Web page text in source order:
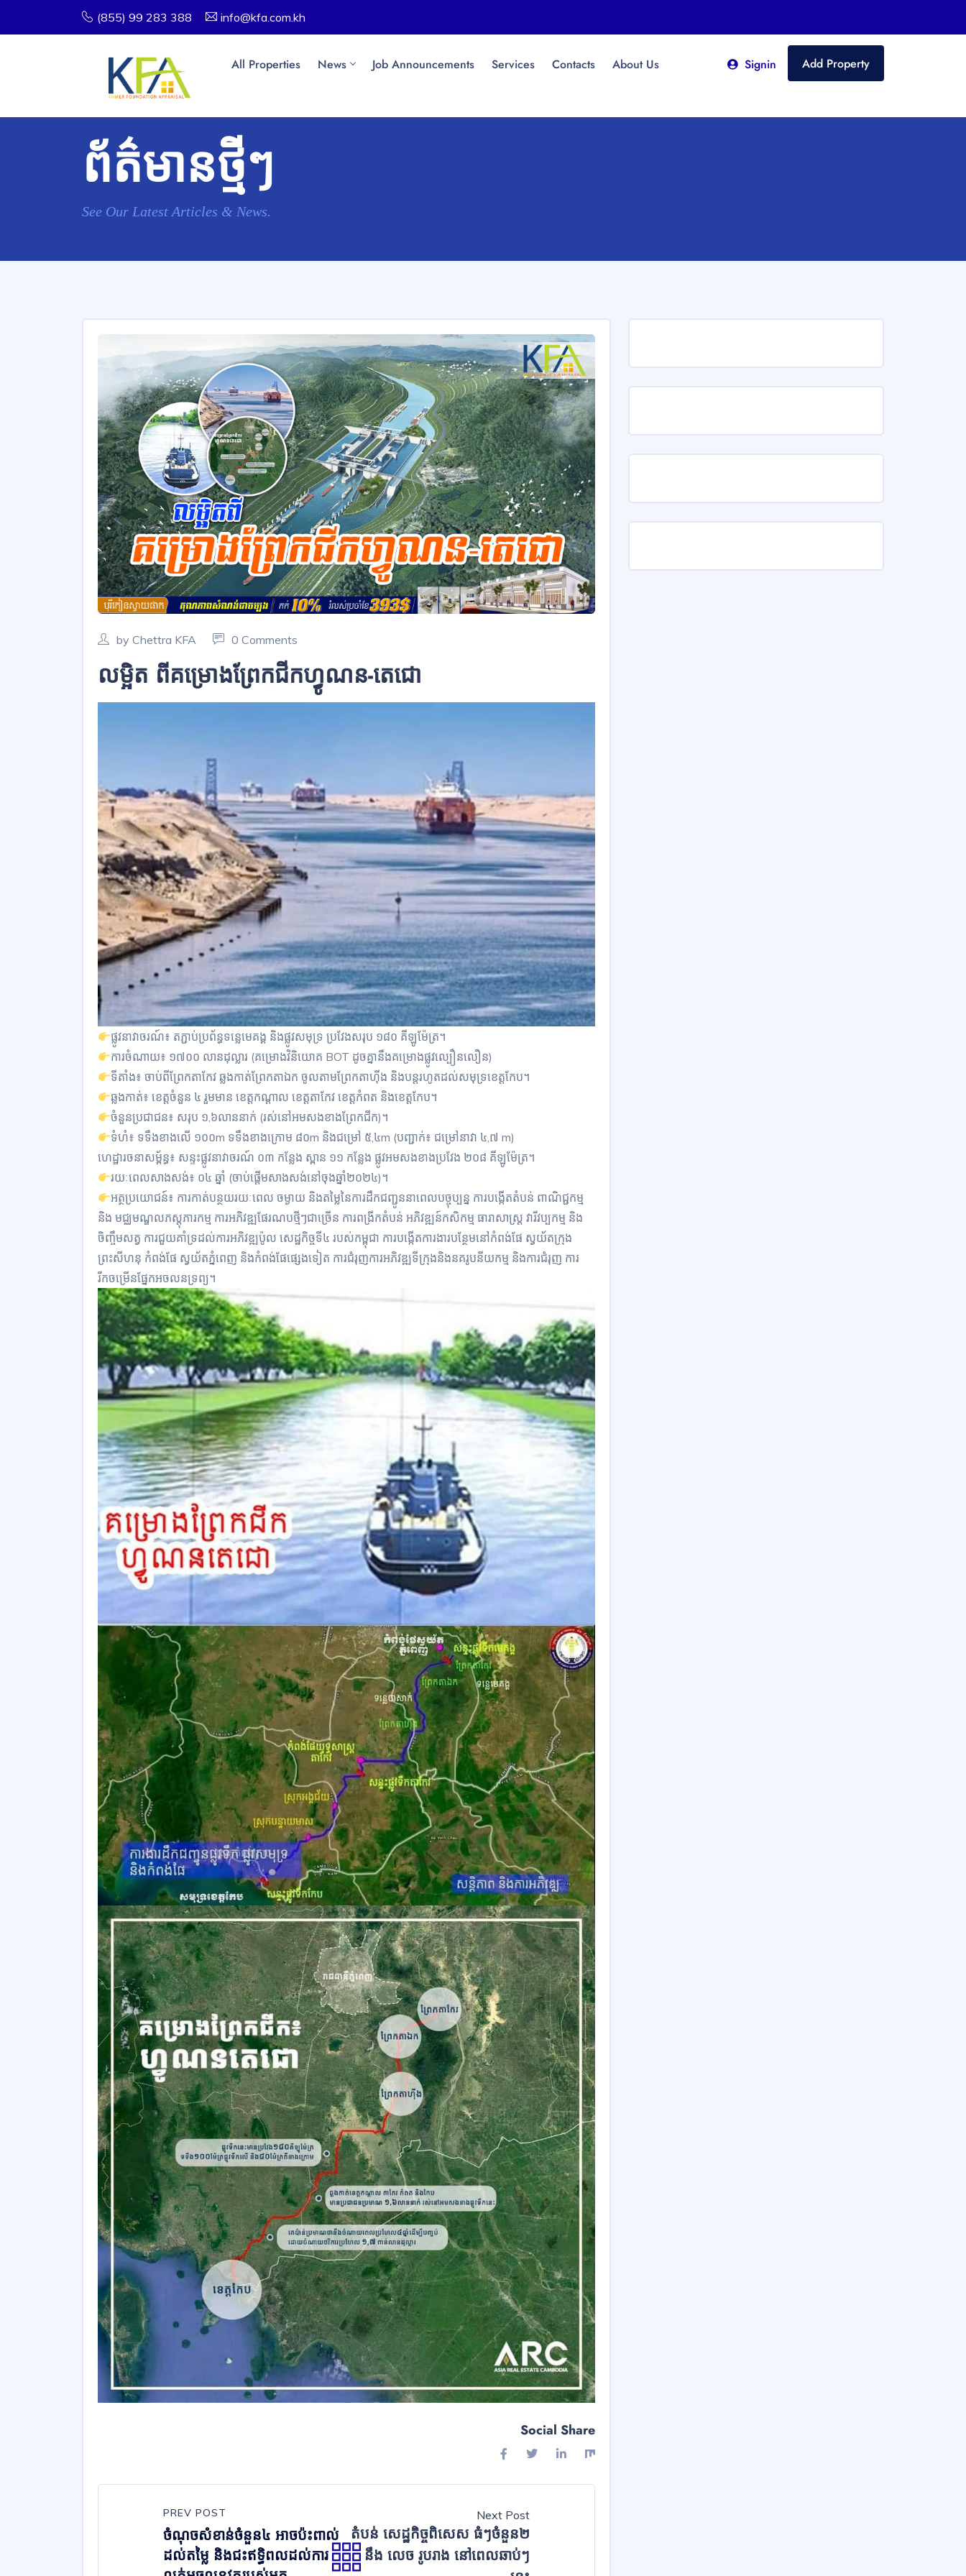
(855) 99 283 388 info@kfa.com.kh
All Properties News Job Announcements Services Contacts About Us Signin Add Property
ព័ត៌មានថ្មីៗ
See Our Latest Articles & News.
by Chettra KFA 0 Comments
លម្អិត ពីគម្រោងព្រែកជីកហ្វូណន-តេជោ
ផ្លូវនាវាចរណ៍៖ តភ្ជាប់ប្រព័ន្ធទន្លេមេគង្គ និងផ្លូវសមុទ្រ ប្រវែងសរុប ១៨០ គីឡូម៉ែត្រ។
ការចំណាយ៖ ១៧០០ លានដុល្លារ (គម្រោងវិនិយោគ BOT ដូចគ្នានឹងគម្រោងផ្លូវល្បឿនលឿន)
ទីតាំង៖ ចាប់ពីព្រែកតាកែវ ឆ្លងកាត់ព្រែកតាឯក ចូលតាមព្រែកតាហ៊ីង និងបន្តរហូតដល់សមុទ្រខេត្តកែប។
ឆ្លងកាត់៖ ខេត្តចំនួន ៤ រួមមាន ខេត្តកណ្តាល ខេត្តតាកែវ ខេត្តកំពត និងខេត្តកែប។
ចំនួនប្រជាជន៖ សរុប ១,៦លាននាក់ (រស់នៅអមសងខាងព្រែកជីក)។
ទំហំ៖ ទទឹងខាងលើ ១០០m ទទឹងខាងក្រោម ៨០m និងជម្រៅ ៥,៤m (បញ្ជាក់៖ ជម្រៅនាវា ៤,៧ m)
ហេដ្ឋារចនាសម្ព័ន្ធ៖ សន្ទះផ្លូវនាវាចរណ៍ ០៣ កន្លែង ស្ពាន ១១ កន្លែង ផ្លូវអមសងខាងប្រវែង ២០៨ គីឡូម៉ែត្រ។
រយៈពេលសាងសង់៖ ០៤ ឆ្នាំ (ចាប់ផ្តើមសាងសង់នៅចុងឆ្នាំ២០២៤)។
អត្ថប្រយោជន៍៖ ការកាត់បន្ថយរយៈពេល ចម្ងាយ និងតម្លៃនៃការដឹកជញ្ជូននាពេលបច្ចុប្បន្ន ការបង្កើតតំបន់ ពាណិជ្ជកម្ម
និង មជ្ឈមណ្ឌលភស្តុភារកម្ម ការអភិវឌ្ឍផែរណបថ្មីៗជាច្រើន ការពង្រីកតំបន់ អភិវឌ្ឍន៍កសិកម្ម ធារាសាស្ត្រ វារីវប្បកម្ម និង
ចិញ្ចឹមសត្វ ការជួយគាំទ្រដល់ការអភិវឌ្ឍប៉ូល សេដ្ឋកិច្ចទី៤ របស់កម្ពុជា ការបង្កើតការងារបន្ថែមនៅកំពង់ផែ ស្វយ័តក្រុង
ព្រះសីហនុ កំពង់ផែ ស្វយ័តភ្នំពេញ និងកំពង់ផែផ្សេងទៀត ការជំរុញការអភិវឌ្ឍទីក្រុងនិងនគរូបនីយកម្ម និងការជំរុញ ការ
រីកចម្រើនផ្នែកអចលនទ្រព្យ។
Social Share
PREV POST
ចំណុចសំខាន់ចំនួន៤ អាចប៉ះពាល់
ដល់តម្លៃ និងជះឥទ្ធិពលដល់ការ
Next Post
តំបន់ សេដ្ឋកិច្ចពិសេស ធំៗចំនួន២
នឹង លេច រូបរាង នៅពេលឆាប់ៗ